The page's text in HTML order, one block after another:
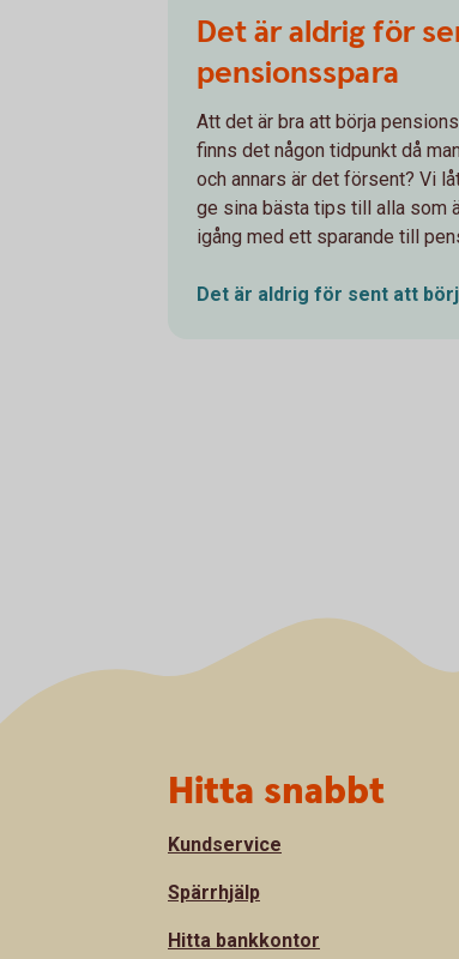
Det är aldrig för
pensionsspara
Att det är bra att börja
finns det någon tidpunkt då
och annars är det försent? Vi
ge sina bästa tips till alla som
igång med ett sparande till
Det är aldrig för sent att
Hitta snabbt
Kundservice
Spärrhjälp
Hitta bankkontor